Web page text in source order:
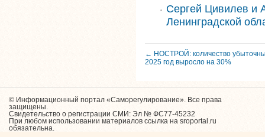
Сергей Цивилев и
Ленинградской
← НОСТРОЙ: количество
2025 год выросло на 30%
© Информационный портал «Саморегулирование». Все права
защищены.
Свидетельство о регистрации СМИ: Эл № ФС77-45232
При любом использовании материалов ссылка на sroportal.ru
обязательна.